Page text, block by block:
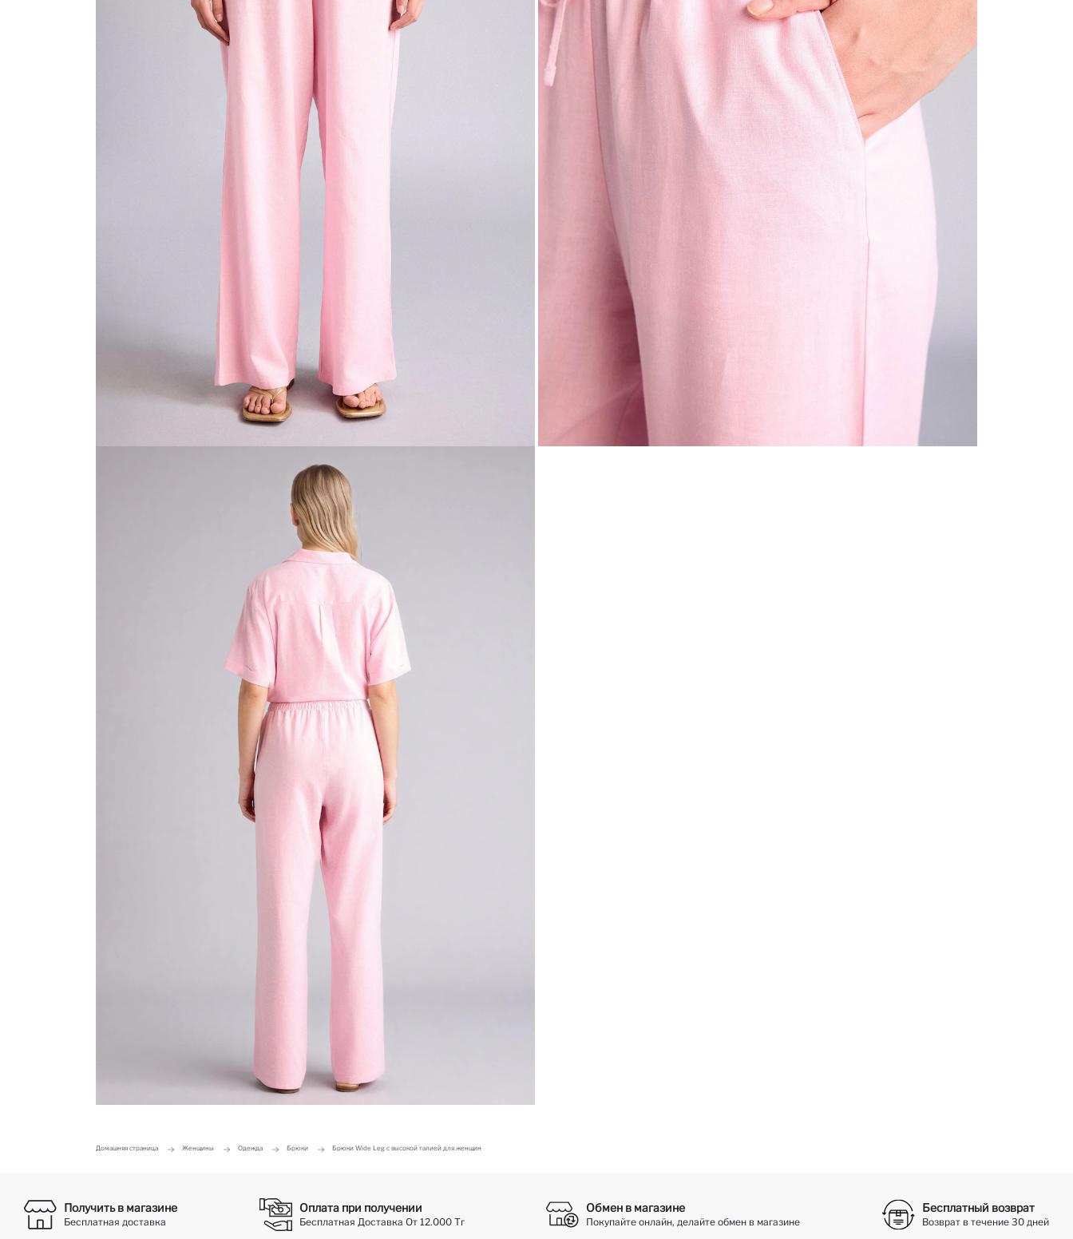
Домашняя страница Женщины Одежда Брюки Брюки Wide Leg c высокой талией для женщин
Получить в магазине
Бесплатная доставка
Оплата при получении
Бесплатная Доставка От 12.000 Тг
Обмен в магазине
Покупайте онлайн, делайте обмен в магазине
Бесплатный возврат
Возврат в течение 30 дней